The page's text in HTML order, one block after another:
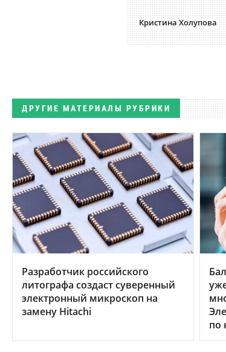
Кристина Холупова
ДРУГИЕ МАТЕРИАЛЫ РУБРИКИ
Разработчик российского
литографа создаст суверенный
электронный микроскоп на
замену Hitachi
по